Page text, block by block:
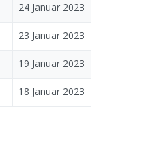
24 Januar 2023
23 Januar 2023
19 Januar 2023
18 Januar 2023